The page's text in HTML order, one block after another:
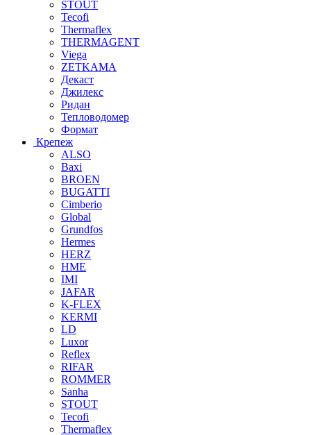
STOUT
Tecofi
Thermaflex
THERMAGENT
Viega
ZETKAMA
Декаст
Джилекс
Ридан
Тепловодомер
Формат
Крепеж
ALSO
Baxi
BROEN
BUGATTI
Cimberio
Global
Grundfos
Hermes
HERZ
HME
IMI
JAFAR
K-FLEX
KERMI
LD
Luxor
Reflex
RIFAR
ROMMER
Sanha
STOUT
Tecofi
Thermaflex